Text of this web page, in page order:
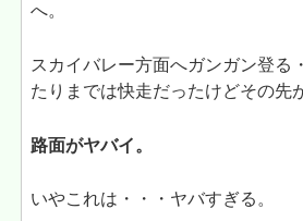
へ。
スカイバレー方面へガンガン登る
たりまでは快走だったけどその先
路面がヤバイ。
いやこれは・・・ヤバすぎる。